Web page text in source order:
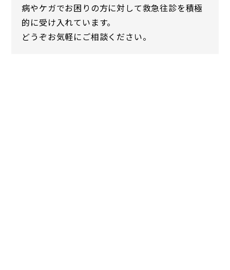
病やケガでお困りの方に対して救急往診を積極
的に受け入れています。
どうぞお気軽にご相談ください。